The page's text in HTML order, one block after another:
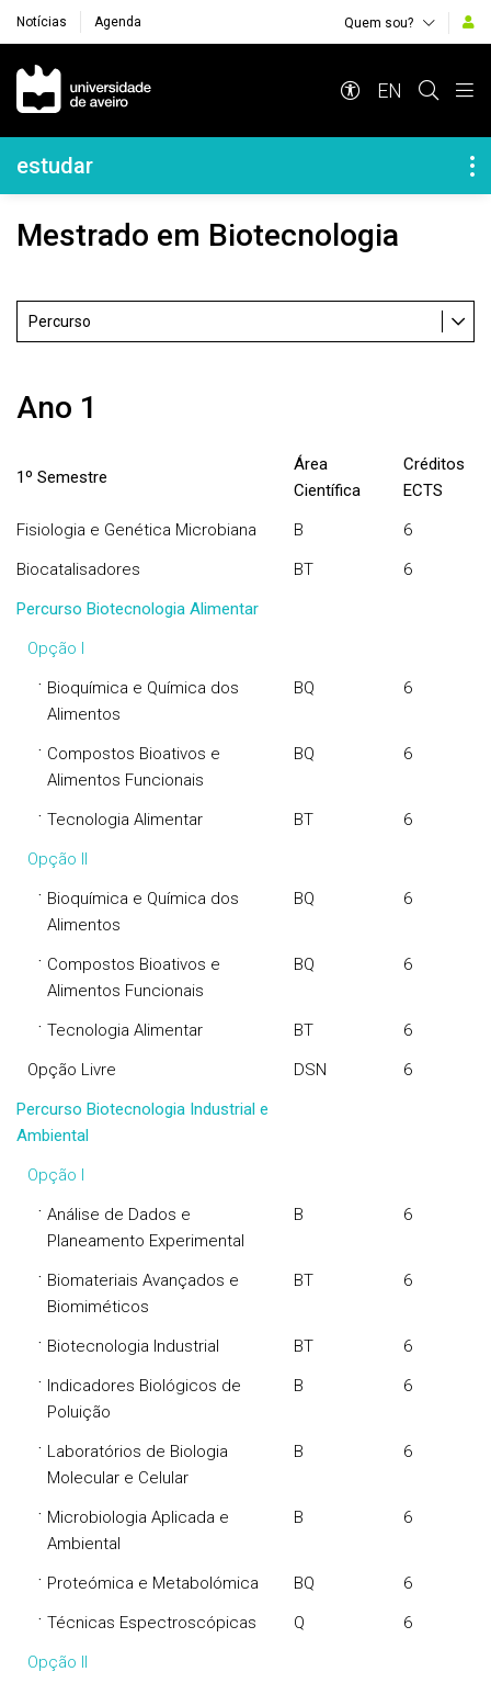
Notícias Agenda Quem sou?
Navegação Principal
EN
Navegação Lateral
estudar
Mestrado em Biotecnologia
Percurso
Ano 1
1º Semestre
Área
Científica
Créditos
ECTS
Fisiologia e Genética Microbiana
B
6
Biocatalisadores
BT
6
Percurso Biotecnologia Alimentar
Opção I
· Bioquímica e Química dos
Alimentos
BQ 6
· Compostos Bioativos e
Alimentos Funcionais
BQ 6
· Tecnologia Alimentar BT
6
Opção II
· Bioquímica e Química dos
Alimentos
BQ 6
· Compostos Bioativos e
Alimentos Funcionais
BQ 6
· Tecnologia Alimentar BT
6
Opção Livre
DSN
6
Percurso Biotecnologia Industrial e
Ambiental
Opção I
· Análise de Dados e
Planeamento Experimental
B 6
· Biomateriais Avançados e
Biomiméticos
BT 6
· Biotecnologia Industrial BT 6
· Indicadores Biológicos de
Poluição
B 6
· Laboratórios de Biologia
Molecular e Celular
B 6
· Microbiologia Aplicada e
Ambiental
B 6
· Proteómica e Metabolómica BQ 6
· Técnicas Espectroscópicas Q
6
Opção II